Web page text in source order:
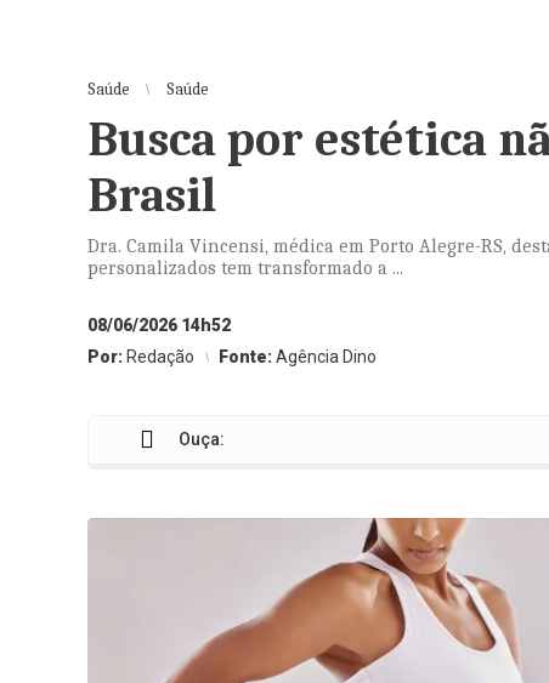
Saúde Saúde
Busca por estética
Brasil
Dra. Camila Vincensi, médica em Porto Alegre-RS,
personalizados tem transformado a ...
08/06/2026 14h52
Por: Redação Fonte:Agência Dino
Ouça: